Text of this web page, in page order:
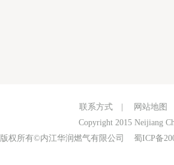
联系方式 网站地图
Copyright 2015 Neijiang
版权所有©内江华润燃气有限公司蜀ICP备